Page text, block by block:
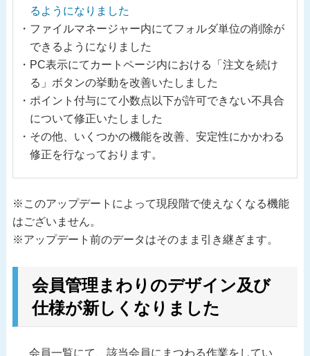
るようになりました
ファイルマネージャー内にてフォルダ単位の削除が
できるようになりました
PC表示にてカートページ内における「注文を続け
る」ボタンの挙動を改善いたしました
ポイント付与にて小数点以下が許可できない不具合
について修正いたしました
その他、いくつかの機能を改善、安定性にかかわる
修正を行なっております。
※このアップデートによって現段階で使えなくなる機能
はございません。
※アップデート前のデータはそのまま引き継ぎます。
会員管理まわりのデザイン及び
仕様が新しくなりました
会員一覧にて、該当会員にまつわる作業をしてい